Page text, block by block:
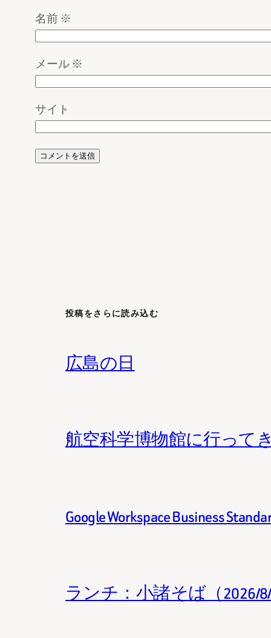
名前※
メール※
サイト
投稿をさらに読み込む
広島の日
航空科学博物館に行って
Google Workspace Business
ランチ：小諸そば（2026/8/